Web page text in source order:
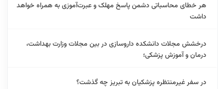
هر خطای محاسباتی دشمن پاسخ مهلک و عبرت‌آموزی به همراه خواهد
داشت
درخشش مجلات دانشکده داروسازی در بین مجلات وزارت بهداشت،
درمان و آموزش پزشکی؛
در سفر غیرمنتظره پزشکیان به تبریز چه گذشت؟